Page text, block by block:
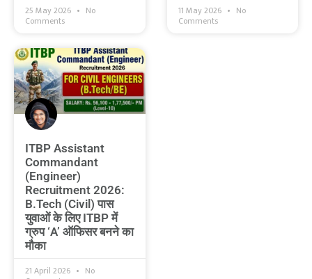
25 May 2026
No
Comments
11 May 2026
No
Comments
ITBP Assistant
Commandant
(Engineer)
Recruitment 2026:
B.Tech (Civil) पास
युवाओं के लिए ITBP में
ग्रुप ‘A’ ऑफिसर बनने का
मौका
21 April 2026
No